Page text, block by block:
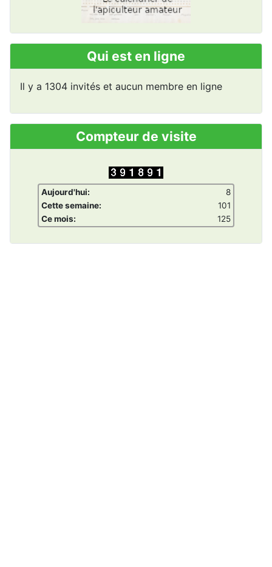
Qui est en ligne
Il y a 1304 invités et aucun membre en ligne
Compteur de visite
Aujourd'hui:
8
Cette semaine:
101
Ce mois:
125